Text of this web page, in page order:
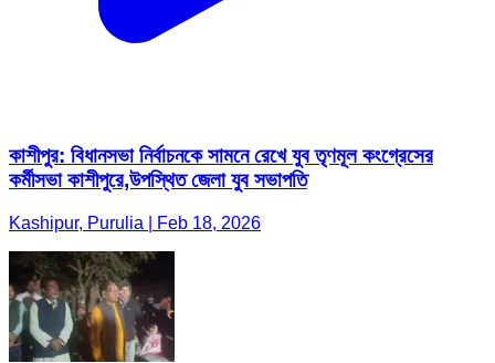
কাশীপুর: বিধানসভা নির্বাচনকে সামনে রেখে যুব তৃণমূল কংগ্রেসের
কর্মীসভা কাশীপুরে,উপস্থিত জেলা যুব সভাপতি
Kashipur, Purulia | Feb 18, 2026